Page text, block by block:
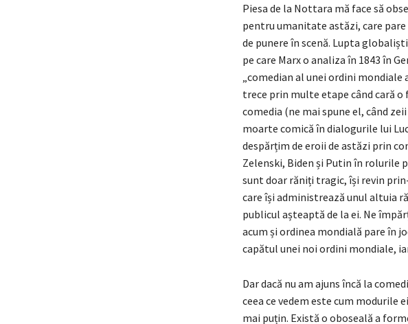
Piesa de la Nottara mă face să
pentru umanitate astăzi, care
de punere în scenă. Lupta
pe care Marx o analiza în 1843 în
„comedian al unei ordini
trece prin multe etape când cară
comedia (ne mai spune el, când
moarte comică în dialogurile lui
despărțim de eroii de astăzi prin
Zelenski, Biden și Putin în rolurile
sunt doar răniți tragic, își revin
care își administrează unul altuia
publicul așteaptă de la ei. Ne
acum și ordinea mondială pare în
capătul unei noi ordini mondiale,
Dar dacă nu am ajuns încă la
ceea ce vedem este cum modurile
mai puțin. Există o oboseală a